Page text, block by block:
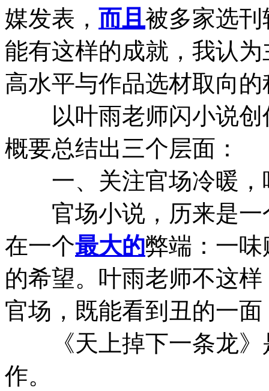
媒发表， 而且被多家选
能有这样的成就，我认
高水平与作品选材取向的
以叶雨老师闪小说创
概要总结出三个层面：
一、关注官场冷暖，
官场小说，历来是一
在一个最大的弊端：一
的希望。叶雨老师不这
官场，既能看到丑的一
《天上掉下一条龙》
作。